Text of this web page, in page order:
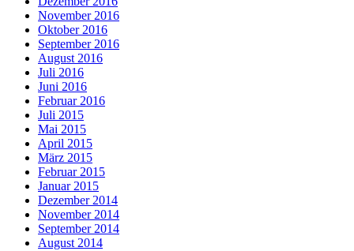
November 2016
Oktober 2016
September 2016
August 2016
Juli 2016
Juni 2016
Februar 2016
Juli 2015
Mai 2015
April 2015
März 2015
Februar 2015
Januar 2015
Dezember 2014
November 2014
September 2014
August 2014